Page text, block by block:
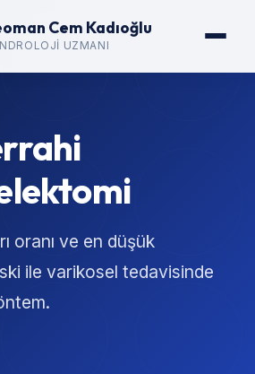
Cem Kadıoğlu
UZMANI
oranı ve en düşük
ile varikosel tedavisinde